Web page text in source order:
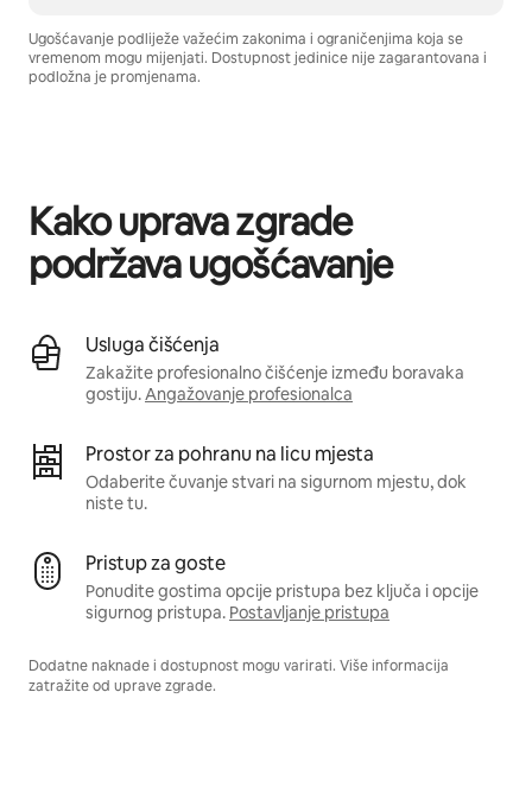
Ugošćavanje podliježe važećim zakonima i ograničenjima koja se
vremenom mogu mijenjati. Dostupnost jedinice nije zagarantovana i
podložna je promjenama.
Kako uprava zgrade
podržava ugošćavanje
Usluga čišćenja
Zakažite profesionalno čišćenje između boravaka
gostiju.Angažovanje profesionalca
Prostor za pohranu na licu mjesta
Odaberite čuvanje stvari na sigurnom mjestu, dok
niste tu.
Pristup za goste
Ponudite gostima opcije pristupa bez ključa i opcije
sigurnog pristupa. Postavljanje pristupa
Dodatne naknade i dostupnost mogu varirati. Više informacija
zatražite od uprave zgrade.